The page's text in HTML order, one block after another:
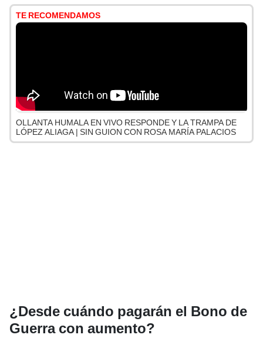
TE RECOMENDAMOS
OLLANTA HUMALA EN VIVO RESPONDE Y LA TRAMPA DE
LÓPEZ ALIAGA | SIN GUION CON ROSA MARÍA PALACIOS
¿Desde cuándo pagarán el Bono de
Guerra con aumento?